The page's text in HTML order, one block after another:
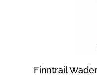
Finntrail